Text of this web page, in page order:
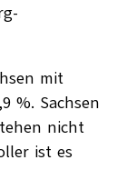
mit
%. Sachsen
nicht
ist es